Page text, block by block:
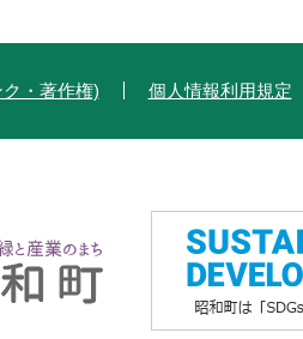
・著作権) 個人情報利用規定